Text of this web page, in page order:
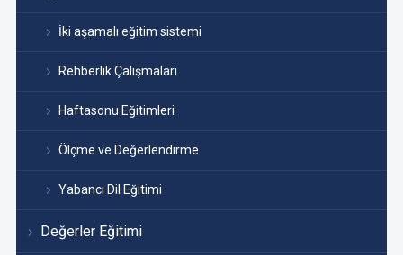
İki aşamalı eğitim sistemi
Rehberlik Çalışmaları
Haftasonu Eğitimleri
Ölçme ve Değerlendirme
Yabancı Dil Eğitimi
Değerler Eğitimi